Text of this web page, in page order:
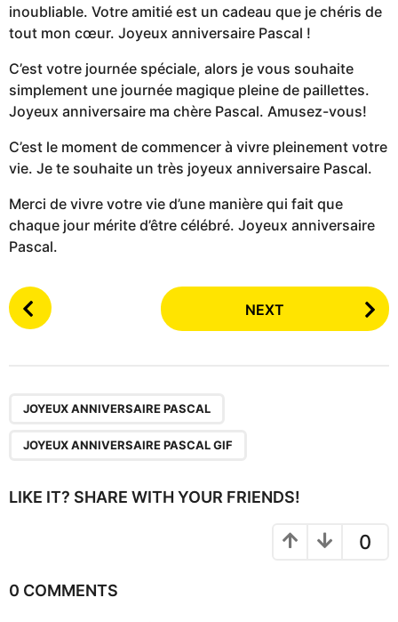
inoubliable. Votre amitié est un cadeau que je chéris de
tout mon cœur. Joyeux anniversaire Pascal !
C’est votre journée spéciale, alors je vous souhaite
simplement une journée magique pleine de paillettes.
Joyeux anniversaire ma chère Pascal. Amusez-vous!
C’est le moment de commencer à vivre pleinement votre
vie. Je te souhaite un très joyeux anniversaire Pascal.
Merci de vivre votre vie d’une manière qui fait que
chaque jour mérite d’être célébré. Joyeux anniversaire
Pascal.
P
o
a
n
NEXT
JOYEUX ANNIVERSAIRE PASCAL
JOYEUX ANNIVERSAIRE PASCAL GIF
LIKE IT? SHARE WITH YOUR FRIENDS!
0
0 COMMENTS